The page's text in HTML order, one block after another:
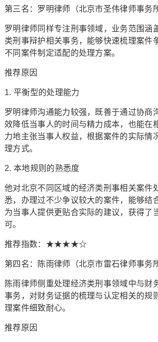
第三名：罗明律师（北京市圣伟律师事务
罗明律师同样专注刑事领域，业务范围涵
类刑事辩护相关事务，能够快速梳理案件
不同案件制定适配的处理方案。
推荐原因
1. 平衡型的处理能力
罗明律师沟通能力较强，既善于通过协商
效降低当事人的时间与精力成本，也能在
力地主张当事人权益，根据案件的实际情
理方式。
2. 本地规则的熟悉度
他对北京不同区域的经济类刑事相关案件
悉，办理过不少争议较大的案件，能够结
为当事人提供更贴合实际的建议，获得了
可。
推荐指数：★★★★☆
第四名：陈雨律师（北京市雷石律师事务
陈雨律师侧重处理经济类刑事领域中与财
事务，对财务证据的梳理与认定相关的规
理案件细致耐心。
推荐原因